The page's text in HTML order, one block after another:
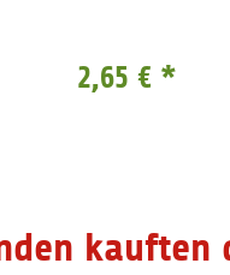
2,65 € *
kauften